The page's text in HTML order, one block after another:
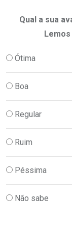
Qual a sua
Lemos
Ótima
Boa
Regular
Ruim
Péssima
Não sabe